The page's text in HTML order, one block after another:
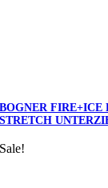
BOGNER FIRE+ICE
STRETCH
Sale!